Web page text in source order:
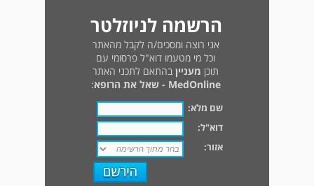
הרשמה לניוזלטר
אני רוצה ומסכים/ה לקבל מהאתר
וכל מי מטעמו דוא"ל פרסומי עם
תוכן מעניין בהתאם לתכני האתר
MedOnline - שאל את הרופא
:
שם מלא:
דוא"ל:
אזור: